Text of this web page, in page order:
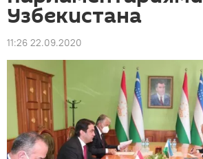
Узбекистана
11:26 22.09.2020